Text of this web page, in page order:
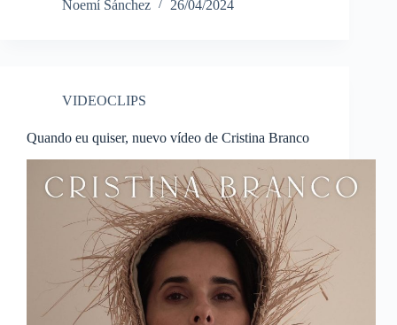
Noemí Sánchez
26/04/2024
VIDEOCLIPS
Quando eu quiser, nuevo vídeo de Cristina Branco